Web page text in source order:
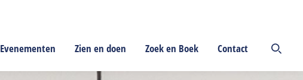
Evenementen Zien en doen Zoek en Boek Contact